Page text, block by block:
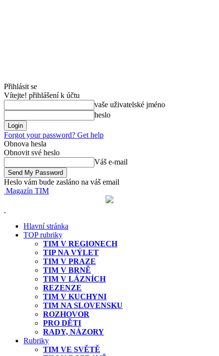
Přihlásit se
Vítejte! přihlášení k účtu
vaše uživatelské jméno
heslo
Forgot your password? Get help
Obnova hesla
Obnovit své heslo
Váš e-mail
Heslo vám bude zasláno na váš email
Magazín TIM
Hlavní stránka
TOP rubriky
TIM V REGIONECH
TIP NA VÝLET
TIM V PRAZE
TIM V BRNĚ
TIM V LÁZNÍCH
REZENZE
TIM V KUCHYNI
TIM NA SLOVENSKU
ROZHOVOR
PRO DĚTI
RADY, NÁZORY
Rubriky
TIM VE SVĚTĚ